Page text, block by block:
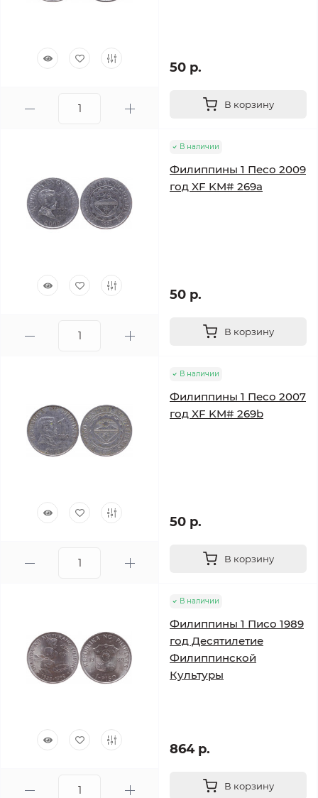
50 р.
В корзину
В наличии
Филиппины 1 Песо 2009
год XF KM# 269a
50 р.
В корзину
В наличии
Филиппины 1 Песо 2007
год XF KM# 269b
50 р.
В корзину
В наличии
Филиппины 1 Писо 1989
год Десятилетие
Филиппинской
Культуры
864 р.
В корзину